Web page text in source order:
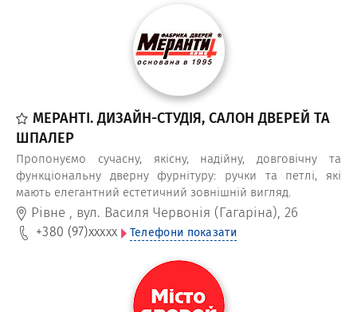
МЕРАНТІ. ДИЗАЙН-СТУДІЯ, САЛОН ДВЕРЕЙ ТА
ШПАЛЕР
Пропонуємо сучасну, якісну, надійну, довговічну та
функціональну дверну фурнітуру: ручки та петлі, які
мають елегантний естетичний зовнішній вигляд.
Рівне , вул. Василя Червонія (Гагаріна), 26
+380 (97)xxxxx Телефони показати